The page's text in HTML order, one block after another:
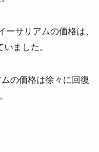
ーサリアムの価格は、
ました。
の価格は徐々に回復